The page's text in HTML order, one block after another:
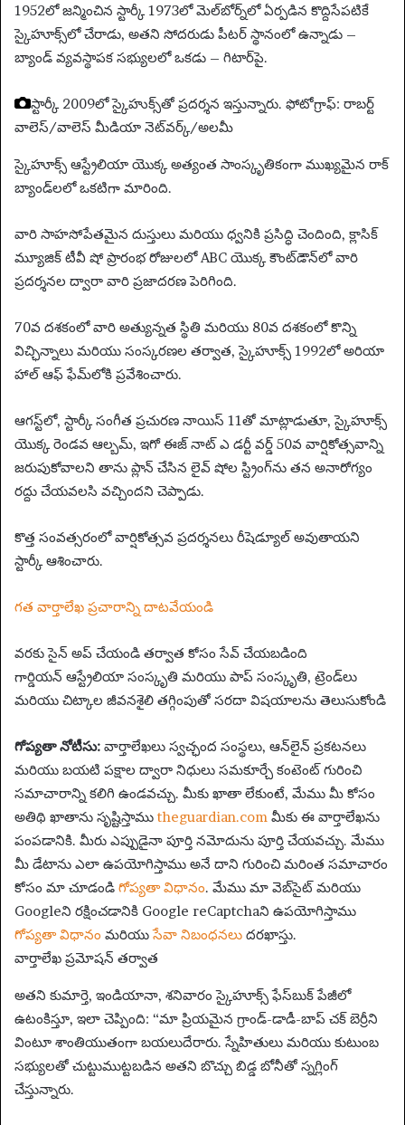
1952లో జన్మించిన స్టార్కీ 1973లో మెల్‌బోర్న్‌లో ఏర్పడిన కొద్దిసేపటికే
స్కైహూక్స్‌లో చేరాడు, అతని సోదరుడు పీటర్ స్థానంలో ఉన్నాడు –
బ్యాండ్ వ్యవస్థాపక సభ్యులలో ఒకడు – గిటార్‌పై.
స్టార్కీ 2009లో స్కైహుక్స్‌తో ప్రదర్శన ఇస్తున్నారు. ఫోటోగ్రాఫ్: రాబర్ట్
వాలెస్/వాలెస్ మీడియా నెట్‌వర్క్/అలమీ
స్కైహూక్స్ ఆస్ట్రేలియా యొక్క అత్యంత సాంస్కృతికంగా ముఖ్యమైన రాక్
బ్యాండ్‌లలో ఒకటిగా మారింది.
వారి సాహసోపేతమైన దుస్తులు మరియు ధ్వనికి ప్రసిద్ధి చెందింది, క్లాసిక్
మ్యూజిక్ టీవీ షో ప్రారంభ రోజులలో ABC యొక్క కౌంట్‌డౌన్‌లో వారి
ప్రదర్శనల ద్వారా వారి ప్రజాదరణ పెరిగింది.
70వ దశకంలో వారి అత్యున్నత స్థితి మరియు 80వ దశకంలో కొన్ని
విచ్ఛిన్నాలు మరియు సంస్కరణల తర్వాత, స్కైహూక్స్ 1992లో అరియా
హాల్ ఆఫ్ ఫేమ్‌లోకి ప్రవేశించారు.
ఆగస్ట్‌లో, స్టార్కీ సంగీత ప్రచురణ నాయిస్ 11తో మాట్లాడుతూ, స్కైహూక్స్
యొక్క రెండవ ఆల్బమ్, ఇగో ఈజ్ నాట్ ఎ డర్టీ వర్డ్ 50వ వార్షికోత్సవాన్ని
జరుపుకోవాలని తాను ప్లాన్ చేసిన లైవ్ షోల స్ట్రింగ్‌ను తన అనారోగ్యం
రద్దు చేయవలసి వచ్చిందని చెప్పాడు.
కొత్త సంవత్సరంలో వార్షికోత్సవ ప్రదర్శనలు రీషెడ్యూల్ అవుతాయని
స్టార్కీ ఆశించారు.
గత వార్తాలేఖ ప్రచారాన్ని దాటవేయండి
వరకు సైన్ అప్ చేయండి తర్వాత కోసం సేవ్ చేయబడింది
గార్డియన్ ఆస్ట్రేలియా సంస్కృతి మరియు పాప్ సంస్కృతి, ట్రెండ్‌లు
మరియు చిట్కాల జీవనశైలి తగ్గింపుతో సరదా విషయాలను తెలుసుకోండి
గోప్యతా నోటీసు: వార్తాలేఖలు స్వచ్ఛంద సంస్థలు, ఆన్‌లైన్ ప్రకటనలు
మరియు బయటి పక్షాల ద్వారా నిధులు సమకూర్చే కంటెంట్ గురించి
సమాచారాన్ని కలిగి ఉండవచ్చు. మీకు ఖాతా లేకుంటే, మేము మీ కోసం
అతిథి ఖాతాను సృష్టిస్తాము theguardian.com మీకు ఈ వార్తాలేఖను
పంపడానికి. మీరు ఎప్పుడైనా పూర్తి నమోదును పూర్తి చేయవచ్చు. మేము
మీ డేటాను ఎలా ఉపయోగిస్తాము అనే దాని గురించి మరింత సమాచారం
కోసం మా చూడండి గోప్యతా విధానం. మేము మా వెబ్‌సైట్ మరియు
Googleని రక్షించడానికి Google reCaptchaని ఉపయోగిస్తాము
గోప్యతా విధానం మరియు సేవా నిబంధనలు దరఖాస్తు.
వార్తాలేఖ ప్రమోషన్ తర్వాత
అతని కుమార్తె, ఇండియానా, శనివారం స్కైహూక్స్ ఫేస్‌బుక్ పేజీలో
ఉటంకిస్తూ, ఇలా చెప్పింది: “మా ప్రియమైన గ్రాండ్-డాడీ-బాప్ చక్ బెర్రీని
వింటూ శాంతియుతంగా బయలుదేరారు. స్నేహితులు మరియు కుటుంబ
సభ్యులతో చుట్టుముట్టబడిన అతని బొచ్చు బిడ్డ బోనీతో స్నగ్లింగ్
చేస్తున్నారు.